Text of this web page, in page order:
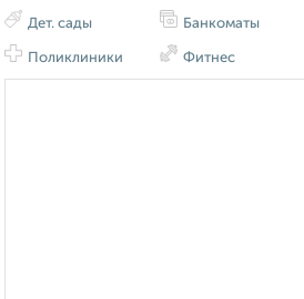
Дет. сады
Поликлиники
Банкоматы
Фитнес